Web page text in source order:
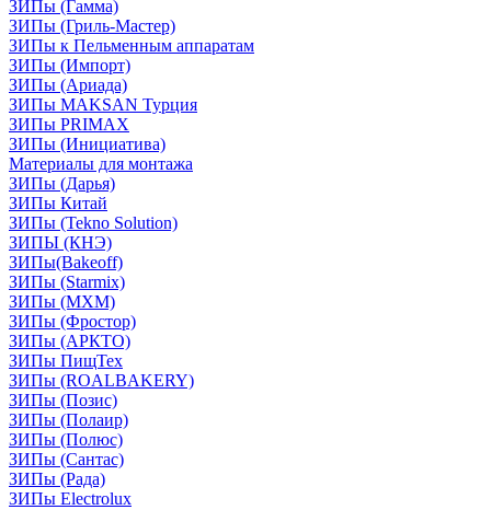
ЗИПы (Гамма)
ЗИПы (Гриль-Мастер)
ЗИПы к Пельменным аппаратам
ЗИПы (Импорт)
ЗИПы (Ариада)
ЗИПы MAKSAN Турция
ЗИПы PRIMAX
ЗИПы (Инициатива)
Материалы для монтажа
ЗИПы (Дарья)
ЗИПы Китай
ЗИПы (Tekno Solution)
ЗИПЫ (КНЭ)
ЗИПы(Bakeoff)
ЗИПы (Starmix)
ЗИПы (МХМ)
ЗИПы (Фростор)
ЗИПы (АРКТО)
ЗИПы ПищТех
ЗИПы (ROALBAKERY)
ЗИПы (Позис)
ЗИПы (Полаир)
ЗИПы (Полюс)
ЗИПы (Сантас)
ЗИПы (Рада)
ЗИПы Electrolux